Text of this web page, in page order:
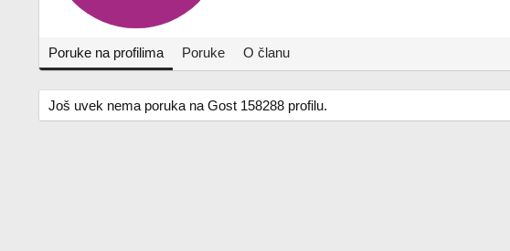
Poruke na profilima Poruke O članu
Još uvek nema poruka na Gost 158288 profilu.